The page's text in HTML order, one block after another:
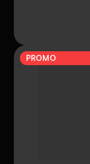
PROMO